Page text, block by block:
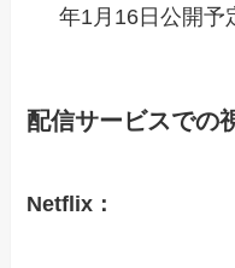
年1月16日公開予
配信サービスでの
Netflix：